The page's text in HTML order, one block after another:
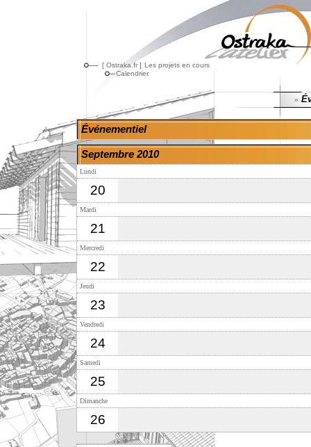
[ Ostraka.fr ] Les projets en cours
Calendrier
»
Événementiel
Septembre 2010
Lundi
20
Mardi
21
Mercredi
22
Jeudi
23
Vendredi
24
Samedi
25
Dimanche
26